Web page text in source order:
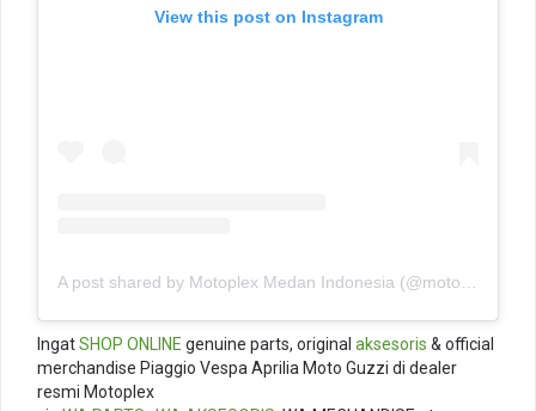
View this post on Instagram
IngatSHOP ONLINE genuine parts, original aksesoris & official
merchandise Piaggio Vespa Aprilia Moto Guzzi di dealer
resmi Motoplex